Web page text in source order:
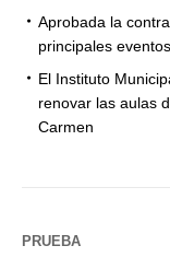
Aprobada la
principales
El Instituto
renovar las aulas
Carmen
PRUEBA